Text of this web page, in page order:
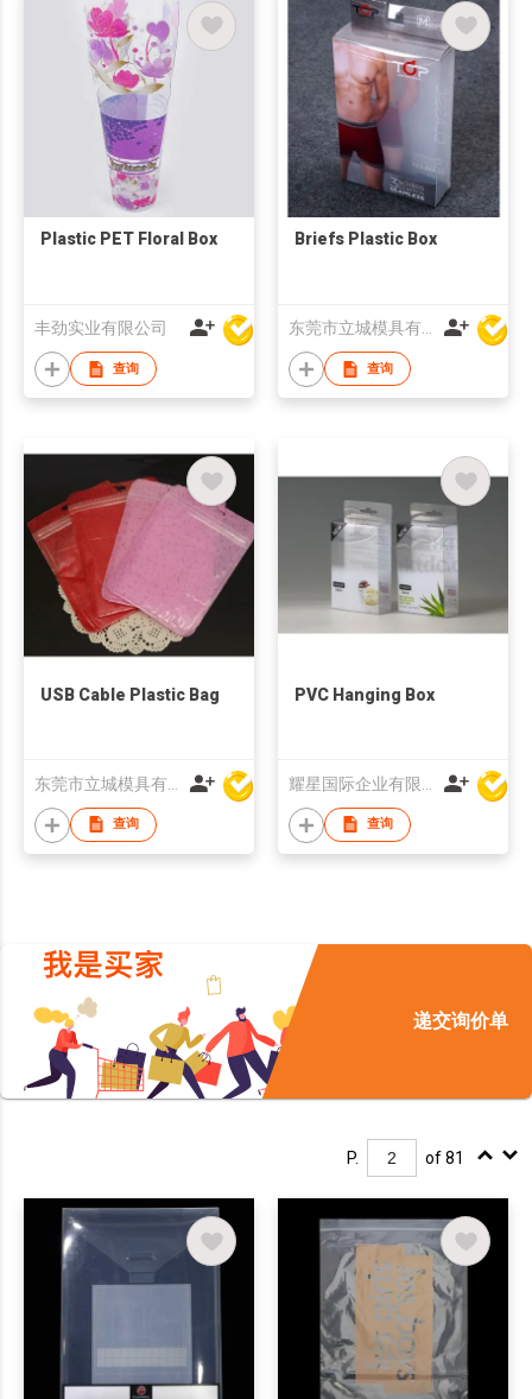
Plastic PET Floral Box
丰劲实业有限公司
查询
Briefs Plastic Box
东莞市立城模具有限公司
查询
USB Cable Plastic Bag
查询
PVC Hanging Box
查询
递交询价单
P. of 81